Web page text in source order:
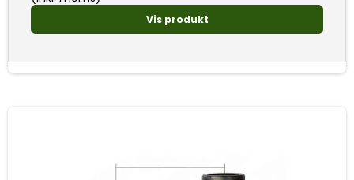
Vis produkt